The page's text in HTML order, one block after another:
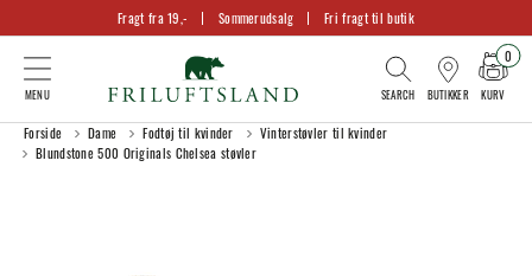
Fragt fra 19,- Sommerudsalg Fri fragt til butik
BUTIKKER KURV
0
Forside Dame Fodtøj til kvinder
Vinterstøvler til kvinder
Blundstone 500 Originals Chelsea støvler